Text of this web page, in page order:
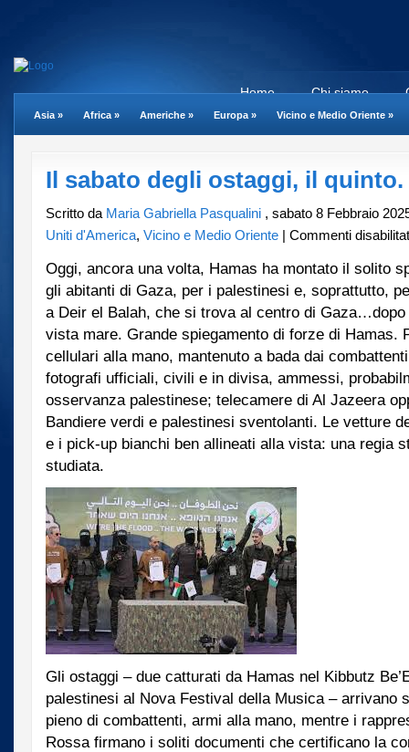
Chi siamo
Home
Asia » Africa » Americhe » Europa » Vicino e Medio Oriente »
Il sabato degli ostaggi, il quinto.
Scritto da Maria Gabriella Pasqualini , sabato 8 Febbraio
Uniti d'America, Vicino e Medio Oriente Commenti
Oggi, ancora una volta, Hamas ha montato il solito
gli abitanti di Gaza, per i palestinesi e, soprattutto,
a Deir el Balah, che si trova al centro di
vista mare. Grande spiegamento di forze di Hamas.
cellulari alla mano, mantenuto a bada dai
fotografi ufficiali, civili e in divisa, ammessi,
osservanza palestinese; telecamere di Al Jazeera
Bandiere verdi e palestinesi sventolanti. Le vetture
e i pick-up bianchi ben allineati alla vista: una regia
studiata.
Gli ostaggi – due catturati da Hamas nel Kibbutz
palestinesi al Nova Festival della Musica – arrivano
pieno di combattenti, armi alla mano, mentre i
Rossa firmano i soliti documenti che certificano la